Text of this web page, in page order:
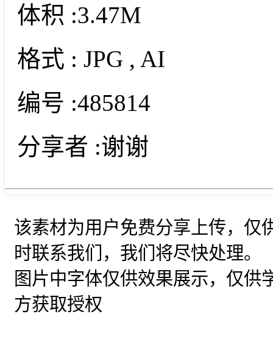
体积 :3.47M
格式 : JPG , AI
编号 :485814
分享者 :谢谢
该素材为用户免费分享上传，仅
时联系我们，我们将尽快处理。
图片中字体仅供效果展示，仅供
方获取授权